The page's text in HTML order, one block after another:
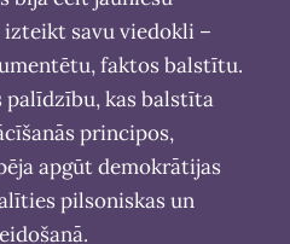
savu viedokli –
faktos balstītu.
palīdzību, kas balstīta
principos,
apgūt demokrātijas
pilsoniskas un